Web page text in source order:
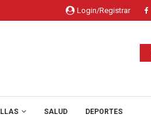
Login/Registrar
SALUD DEPORTES